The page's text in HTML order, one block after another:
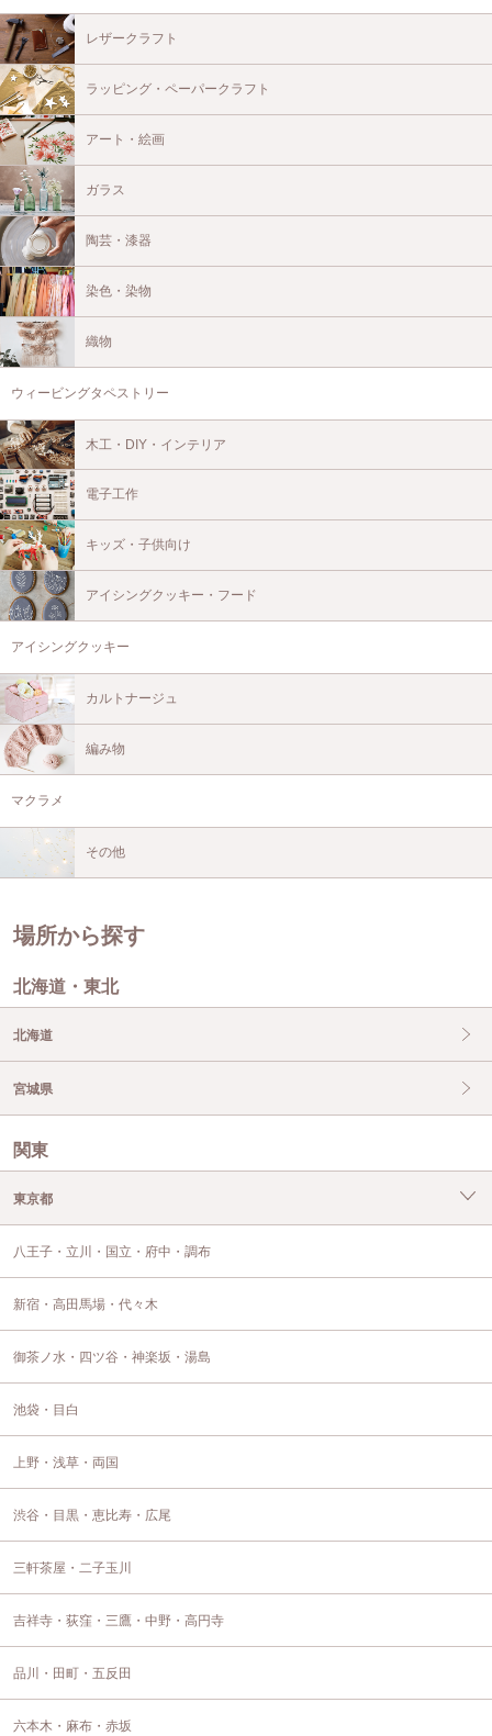
レザークラフト
ラッピング・ペーパークラフト
アート・絵画
ガラス
陶芸・漆器
染色・染物
織物
ウィービングタペストリー
木工・DIY・インテリア
電子工作
キッズ・子供向け
アイシングクッキー・フード
アイシングクッキー
カルトナージュ
編み物
マクラメ
その他
場所から探す
北海道・東北
北海道
宮城県
関東
東京都
八王子・立川・国立・府中・調布
新宿・高田馬場・代々木
御茶ノ水・四ツ谷・神楽坂・湯島
池袋・目白
上野・浅草・両国
渋谷・目黒・恵比寿・広尾
三軒茶屋・二子玉川
吉祥寺・荻窪・三鷹・中野・高円寺
品川・田町・五反田
六本木・麻布・赤坂